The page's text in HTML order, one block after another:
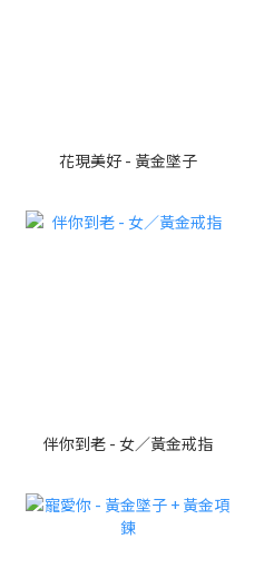
花現美好 - 黃金墜子
伴你到老 - 女／黃金戒指